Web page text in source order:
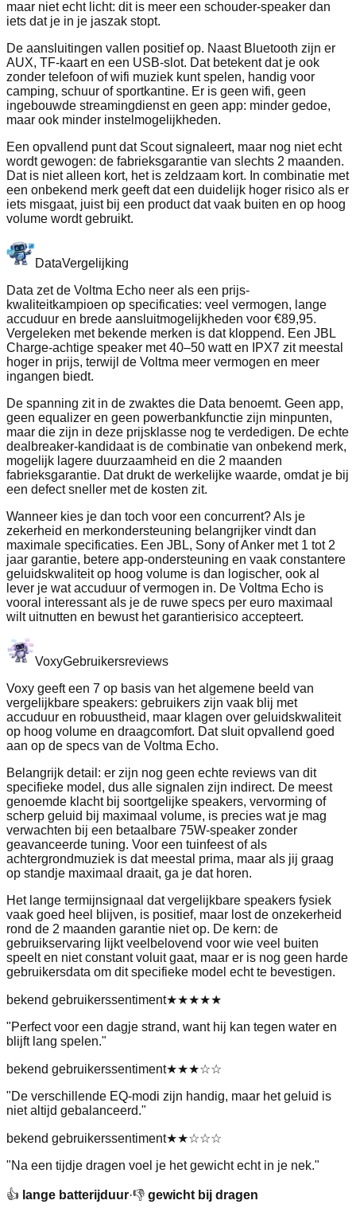
maar niet echt licht: dit is meer een schouder-speaker dan
iets dat je in je jaszak stopt.
De aansluitingen vallen positief op. Naast Bluetooth zijn er
AUX, TF-kaart en een USB-slot. Dat betekent dat je ook
zonder telefoon of wifi muziek kunt spelen, handig voor
camping, schuur of sportkantine. Er is geen wifi, geen
ingebouwde streamingdienst en geen app: minder gedoe,
maar ook minder instelmogelijkheden.
Een opvallend punt dat Scout signaleert, maar nog niet echt
wordt gewogen: de fabrieksgarantie van slechts 2 maanden.
Dat is niet alleen kort, het is zeldzaam kort. In combinatie met
een onbekend merk geeft dat een duidelijk hoger risico als er
iets misgaat, juist bij een product dat vaak buiten en op hoog
volume wordt gebruikt.
DataVergelijking
Data zet de Voltma Echo neer als een prijs-
kwaliteitkampioen op specificaties: veel vermogen, lange
accuduur en brede aansluitmogelijkheden voor €89,95.
Vergeleken met bekende merken is dat kloppend. Een JBL
Charge-achtige speaker met 40–50 watt en IPX7 zit meestal
hoger in prijs, terwijl de Voltma meer vermogen en meer
ingangen biedt.
De spanning zit in de zwaktes die Data benoemt. Geen app,
geen equalizer en geen powerbankfunctie zijn minpunten,
maar die zijn in deze prijsklasse nog te verdedigen. De echte
dealbreaker-kandidaat is de combinatie van onbekend merk,
mogelijk lagere duurzaamheid en die 2 maanden
fabrieksgarantie. Dat drukt de werkelijke waarde, omdat je bij
een defect sneller met de kosten zit.
Wanneer kies je dan toch voor een concurrent? Als je
zekerheid en merkondersteuning belangrijker vindt dan
maximale specificaties. Een JBL, Sony of Anker met 1 tot 2
jaar garantie, betere app-ondersteuning en vaak constantere
geluidskwaliteit op hoog volume is dan logischer, ook al
lever je wat accuduur of vermogen in. De Voltma Echo is
vooral interessant als je de ruwe specs per euro maximaal
wilt uitnutten en bewust het garantierisico accepteert.
VoxyGebruikersreviews
Voxy geeft een 7 op basis van het algemene beeld van
vergelijkbare speakers: gebruikers zijn vaak blij met
accuduur en robuustheid, maar klagen over geluidskwaliteit
op hoog volume en draagcomfort. Dat sluit opvallend goed
aan op de specs van de Voltma Echo.
Belangrijk detail: er zijn nog geen echte reviews van dit
specifieke model, dus alle signalen zijn indirect. De meest
genoemde klacht bij soortgelijke speakers, vervorming of
scherp geluid bij maximaal volume, is precies wat je mag
verwachten bij een betaalbare 75W-speaker zonder
geavanceerde tuning. Voor een tuinfeest of als
achtergrondmuziek is dat meestal prima, maar als jij graag
op standje maximaal draait, ga je dat horen.
Het lange termijnsignaal dat vergelijkbare speakers fysiek
vaak goed heel blijven, is positief, maar lost de onzekerheid
rond de 2 maanden garantie niet op. De kern: de
gebruikservaring lijkt veelbelovend voor wie veel buiten
speelt en niet constant voluit gaat, maar er is nog geen harde
gebruikersdata om dit specifieke model echt te bevestigen.
bekend gebruikerssentiment★★★★★
"Perfect voor een dagje strand, want hij kan tegen water en
blijft lang spelen."
bekend gebruikerssentiment★★★☆☆
"De verschillende EQ-modi zijn handig, maar het geluid is
niet altijd gebalanceerd."
bekend gebruikerssentiment★★☆☆☆
"Na een tijdje dragen voel je het gewicht echt in je nek."
👍 lange batterijduur·👎 gewicht bij dragen